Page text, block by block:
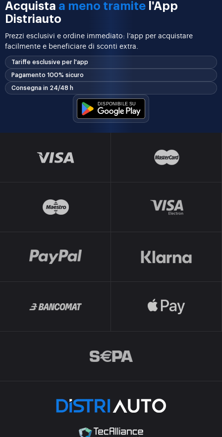
Acquista a meno tramite l'App
Distriauto
Prezzi esclusivi e ordine immediato: l’app per acquistare
facilmente e beneficiare di sconti extra.
Tariffe esclusive per l'app
Pagamento 100% sicuro
Consegna in 24/48 h